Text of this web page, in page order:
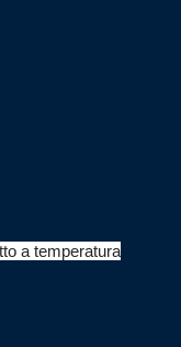
a temperatura